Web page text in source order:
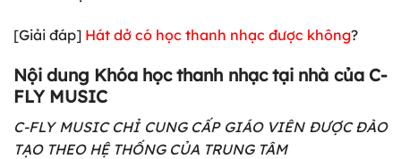
[Giải đáp] Hát dở có học thanh nhạc được không?
Nội dung Khóa học thanh nhạc tại nhà của C-
FLY MUSIC
C-FLY MUSIC CHỈ CUNG CẤP GIÁO VIÊN ĐƯỢC ĐÀO
TẠO THEO HỆ THỐNG CỦA TRUNG TÂM